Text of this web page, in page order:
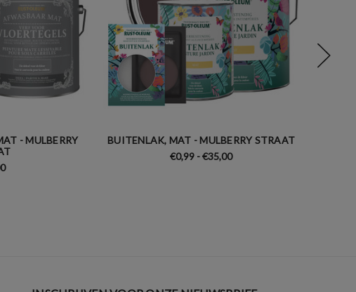
- MULBERRY
BUITENLAK, MAT - MULBERRY STRAAT
€0,99 - €35,00